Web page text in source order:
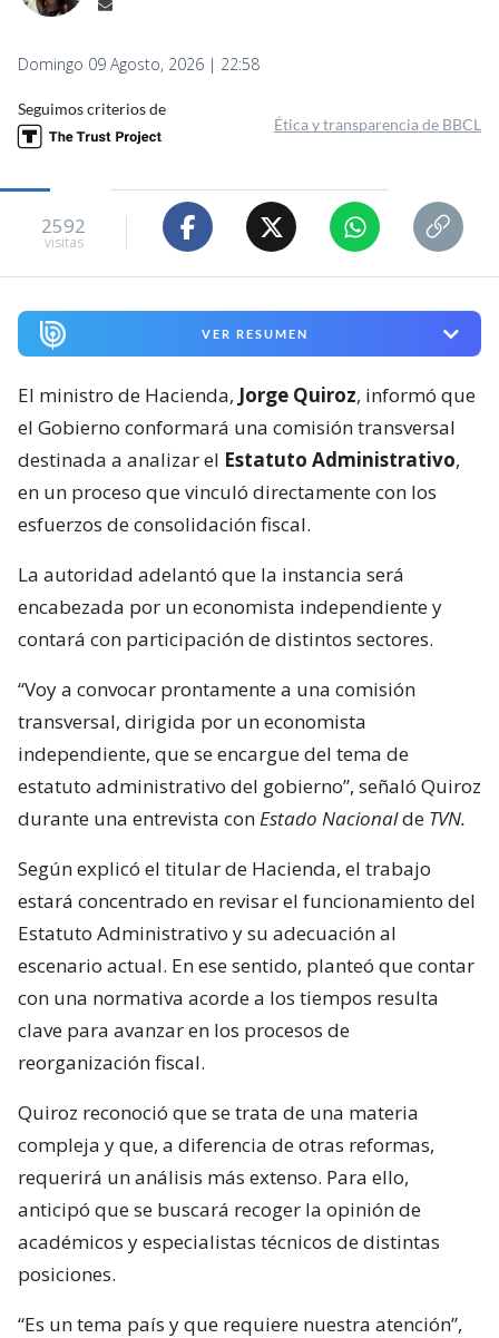
Domingo 09 Agosto, 2026 | 22:58
Seguimos criterios de
Ética y transparencia de BBCL
2592
visitas
VER RESUMEN
El ministro de Hacienda, Jorge Quiroz, informó que
el Gobierno conformará una comisión transversal
destinada a analizar el Estatuto Administrativo,
en un proceso que vinculó directamente con los
esfuerzos de consolidación fiscal.
La autoridad adelantó que la instancia será
encabezada por un economista independiente y
contará con participación de distintos sectores.
“Voy a convocar prontamente a una comisión
transversal, dirigida por un economista
independiente, que se encargue del tema de
estatuto administrativo del gobierno”, señaló Quiroz
durante una entrevista conEstado Nacionalde TVN.
Según explicó el titular de Hacienda, el trabajo
estará concentrado en revisar el funcionamiento del
Estatuto Administrativo y su adecuación al
escenario actual. En ese sentido, planteó que contar
con una normativa acorde a los tiempos resulta
clave para avanzar en los procesos de
reorganización fiscal.
Quiroz reconoció que se trata de una materia
compleja y que, a diferencia de otras reformas,
requerirá un análisis más extenso. Para ello,
anticipó que se buscará recoger la opinión de
académicos y especialistas técnicos de distintas
posiciones.
“Es un tema país y que requiere nuestra atención”,